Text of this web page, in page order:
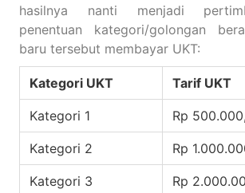
hasilnya nanti menjadi
penentuan kategori/golongan
baru tersebut membayar UKT:
Kategori UKT Tarif UKT
Kategori 1 Rp
Kategori 2 Rp
Kategori 3 Rp